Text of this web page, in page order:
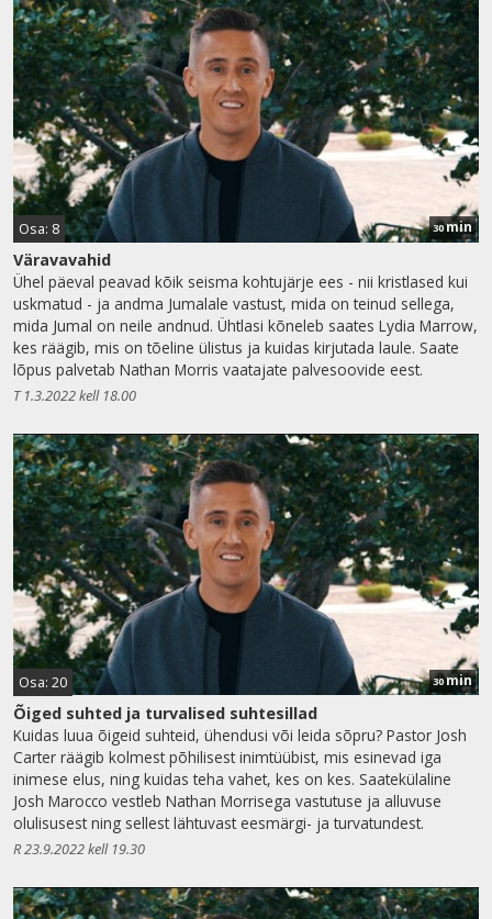
Osa: 8 30min
Väravavahid
Ühel päeval peavad kõik seisma kohtujärje ees - nii kristlased kui
uskmatud - ja andma Jumalale vastust, mida on teinud sellega,
mida Jumal on neile andnud. Ühtlasi kõneleb saates Lydia Marrow,
kes räägib, mis on tõeline ülistus ja kuidas kirjutada laule. Saate
lõpus palvetab Nathan Morris vaatajate palvesoovide eest.
T 1.3.2022 kell 18.00
Osa: 20 30min
Õiged suhted ja turvalised suhtesillad
Kuidas luua õigeid suhteid, ühendusi või leida sõpru? Pastor Josh
Carter räägib kolmest põhilisest inimtüübist, mis esinevad iga
inimese elus, ning kuidas teha vahet, kes on kes. Saatekülaline
Josh Marocco vestleb Nathan Morrisega vastutuse ja alluvuse
olulisusest ning sellest lähtuvast eesmärgi- ja turvatundest.
R 23.9.2022 kell 19.30